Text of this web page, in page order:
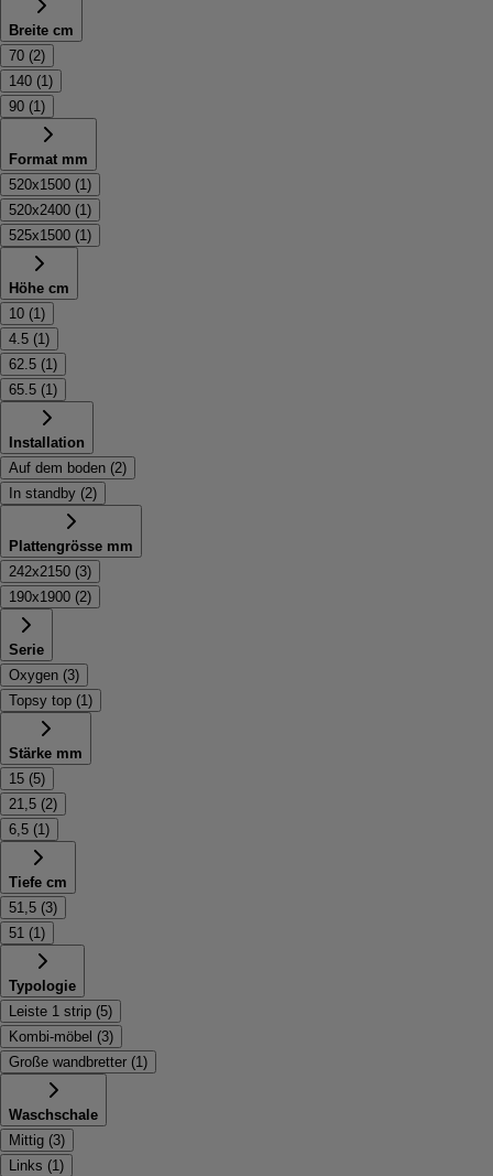
Breite cm
70 (2)
140 (1)
90 (1)
Format mm
520x1500 (1)
520x2400 (1)
525x1500 (1)
Höhe cm
10 (1)
4.5 (1)
62.5 (1)
65.5 (1)
Installation
Auf dem boden (2)
In standby (2)
Plattengrösse mm
242x2150 (3)
190x1900 (2)
Serie
Oxygen (3)
Topsy top (1)
Stärke mm
15 (5)
21,5 (2)
6,5 (1)
Tiefe cm
51,5 (3)
51 (1)
Typologie
Leiste 1 strip (5)
Kombi-möbel (3)
Große wandbretter (1)
Waschschale
Mittig (3)
Links (1)